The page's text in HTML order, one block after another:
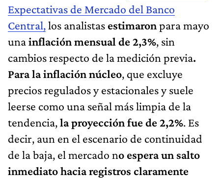
Expectativas de Mercado del Banco
Central,los analistas estimaronpara mayo
unainflación mensual de 2,3%, sin
cambios respecto de la medición previa.
Para la inflación núcleo, que excluye
precios regulados y estacionales y suele
leerse como una señal más limpia de la
tendencia,la proyección fue de 2,2%. Es
decir, aun en el escenario de continuidad
de la baja, el mercado no espera un salto
inmediato hacia registros claramente